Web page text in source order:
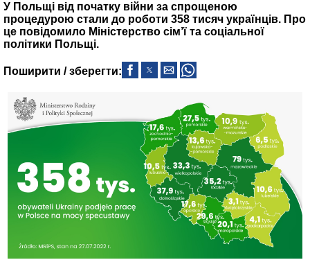
У Польщі від початку війни за спрощеною
процедурою стали до роботи 358 тисяч українців. Про
це повідомило Міністерство сім’ї та соціальної
політики Польщі.
Поширити / зберегти: